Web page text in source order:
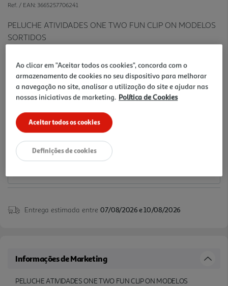
Ref. / EAN: 3665257706241
PELUCHE ATIVIDADES ONE TWO FUN CLIP ON MODELOS
SORTIDOS
14.99 €/un
14,99 €
Notas de preparação
Entrega estimada entre 07/08/2026 e 10/08/2026
Informações de Marketing
PELUCHE ATIVIDADES ONE TWO FUN CLIP ON MODELOS
Ao clicar em "Aceitar todos os cookies", concorda com o
armazenamento de cookies no seu dispositivo para melhorar
a navegação no site, analisar a utilização do site e ajudar nas
nossas iniciativas de marketing. Política de Cookies
Aceitar todos os cookies
Definições de cookies